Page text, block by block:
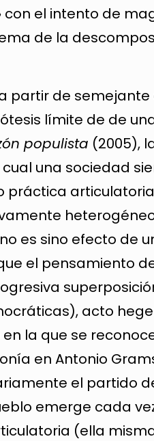
el intento de
de la
partir de
límite de de
populista (2005),
una sociedad
práctica
es sino efecto de
el pensamiento
acto
la que se
en Antonio
el partido
emerge cada
(ella